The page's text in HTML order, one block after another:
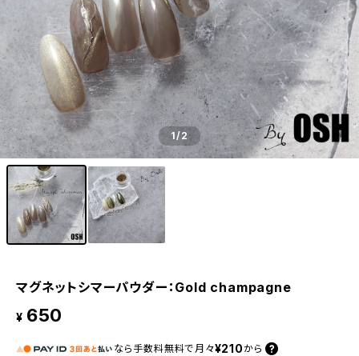
1/2
マグネットシマーパウダー：Gold champagne
¥ 650
なら 手数料無料で 月々¥210 から